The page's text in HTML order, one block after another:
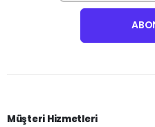
Müşteri Hizmetleri